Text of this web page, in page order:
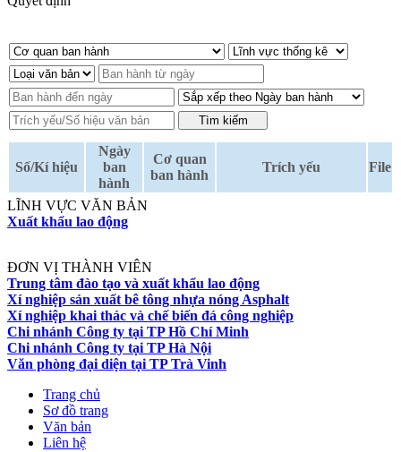
Số/Kí hiệu
Ngày
ban
hành
Cơ quan
ban hành
Trích yếu File
LĨNH VỰC VĂN BẢN
Xuất khẩu lao động
ĐƠN VỊ THÀNH VIÊN
Trung tâm đào tạo và xuất khẩu lao động
Xí nghiệp sản xuất bê tông nhựa nóng Asphalt
Xí nghiệp khai thác và chế biến đá công nghiệp
Chi nhánh Công ty tại TP Hồ Chí Minh
Chi nhánh Công ty tại TP Hà Nội
Văn phòng đại diện tại TP Trà Vinh
Trang chủ
Sơ đồ trang
Văn bản
Liên hệ